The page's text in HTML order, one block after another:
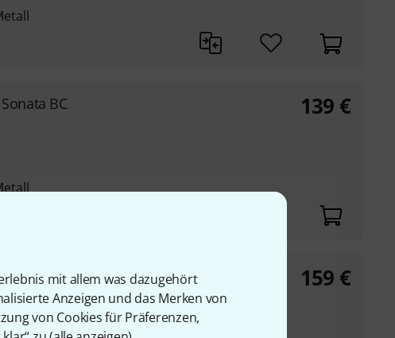
mit allem was dazugehört
Anzeigen und das Merken von
von Cookies für Präferenzen,
BC 139 €
BK 159 €